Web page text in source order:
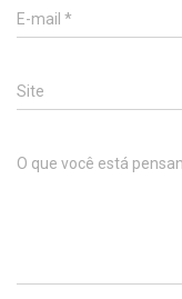
E-mail *
Site
O que você está